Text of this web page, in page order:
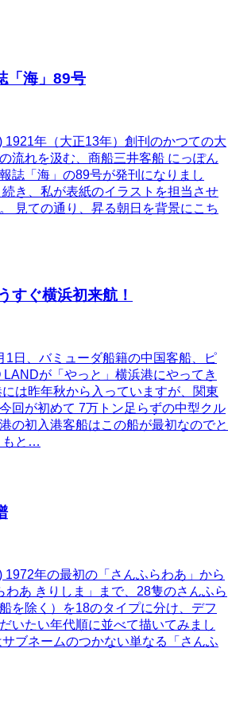
「海」89号
1921年（大正13年）創刊のかつての大
流れを汲む、商船三井客船 にっぽん
誌「海」の89号が発刊になりまし
き、私が表紙のイラストを担当させ
見ての通り、昇る朝日を背景にこち
すぐ横浜初来航！
1日、バミューダ船籍の中国客船、ピ
が「やっと」横浜港にやってき
は昨年秋から入っていますが、関東
回が初めて 7万トン足らずの中型クル
の初入港客船はこの船が最初なのでと
もと…
1972年の最初の「さんふらわあ」から
わあ きりしま」まで、28隻のさんふら
を除く）を18のタイプに分け、デフ
いたい年代順に並べて描いてみまし
ブネームのつかない単なる「さんふ